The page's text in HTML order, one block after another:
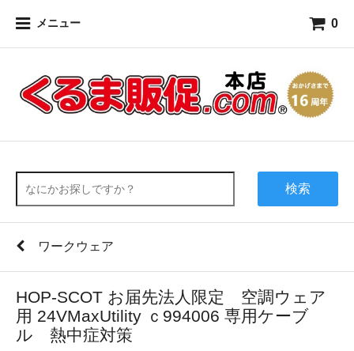
メニュー 0
検索
ワークウェア
HOP-SCOT お届先法人限定 空調ウェア
用 24VMaxUtility ｃ994006 専用ケーブ
ル 熱中症対策